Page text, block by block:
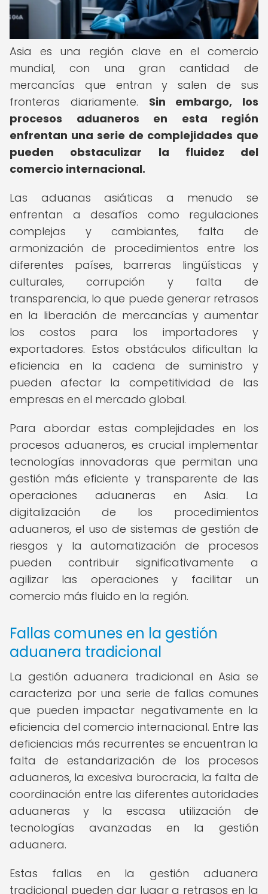
Asia es una región clave en el comercio
mundial, con una gran cantidad de
mercancías que entran y salen de sus
fronteras diariamente. Sin embargo, los
procesos aduaneros en esta región
enfrentan una serie de complejidades que
pueden obstaculizar la fluidez del
comercio internacional.
Las aduanas asiáticas a menudo se
enfrentan a desafíos como regulaciones
complejas y cambiantes, falta de
armonización de procedimientos entre los
diferentes países, barreras lingüísticas y
culturales, corrupción y falta de
transparencia, lo que puede generar retrasos
en la liberación de mercancías y aumentar
los costos para los importadores y
exportadores. Estos obstáculos dificultan la
eficiencia en la cadena de suministro y
pueden afectar la competitividad de las
empresas en el mercado global.
Para abordar estas complejidades en los
procesos aduaneros, es crucial implementar
tecnologías innovadoras que permitan una
gestión más eficiente y transparente de las
operaciones aduaneras en Asia. La
digitalización de los procedimientos
aduaneros, el uso de sistemas de gestión de
riesgos y la automatización de procesos
pueden contribuir significativamente a
agilizar las operaciones y facilitar un
comercio más fluido en la región.
Fallas comunes en la gestión
aduanera tradicional
La gestión aduanera tradicional en Asia se
caracteriza por una serie de fallas comunes
que pueden impactar negativamente en la
eficiencia del comercio internacional. Entre las
deficiencias más recurrentes se encuentran la
falta de estandarización de los procesos
aduaneros, la excesiva burocracia, la falta de
coordinación entre las diferentes autoridades
aduaneras y la escasa utilización de
tecnologías avanzadas en la gestión
aduanera.
Estas fallas en la gestión aduanera
tradicional pueden dar lugar a retrasos en la